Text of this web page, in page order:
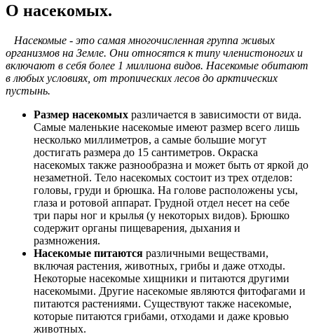
О насекомых.
Насекомые - это самая многочисленная группа живых
организмов на Земле. Они относятся к типу членистоногих и
включают в себя более 1 миллиона видов. Насекомые обитают
в любых условиях, от тропических лесов до арктических
пустынь.
Размер насекомых различается в зависимости от вида.
Самые маленькие насекомые имеют размер всего лишь
несколько миллиметров, а самые большие могут
достигать размера до 15 сантиметров. Окраска
насекомых также разнообразна и может быть от яркой до
незаметной. Тело насекомых состоит из трех отделов:
головы, груди и брюшка. На голове расположены усы,
глаза и ротовой аппарат. Грудной отдел несет на себе
три пары ног и крылья (у некоторых видов). Брюшко
содержит органы пищеварения, дыхания и
размножения.
Насекомые питаются различными веществами,
включая растения, животных, грибы и даже отходы.
Некоторые насекомые хищники и питаются другими
насекомыми. Другие насекомые являются фитофагами и
питаются растениями. Существуют также насекомые,
которые питаются грибами, отходами и даже кровью
животных.